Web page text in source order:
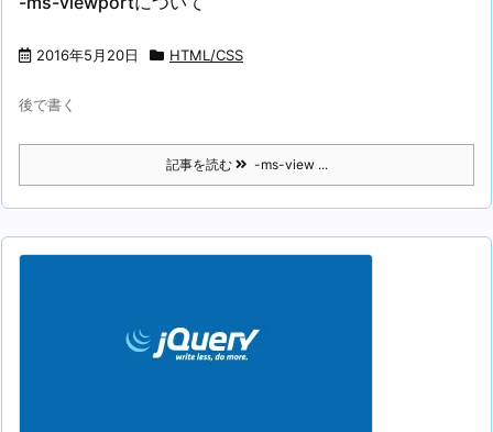
2016年5月20日 HTML/CSS
後で書く
記事を読む -ms-view ...